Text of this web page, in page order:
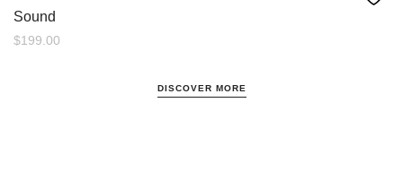
Sound
$199.00
DISCOVER MORE